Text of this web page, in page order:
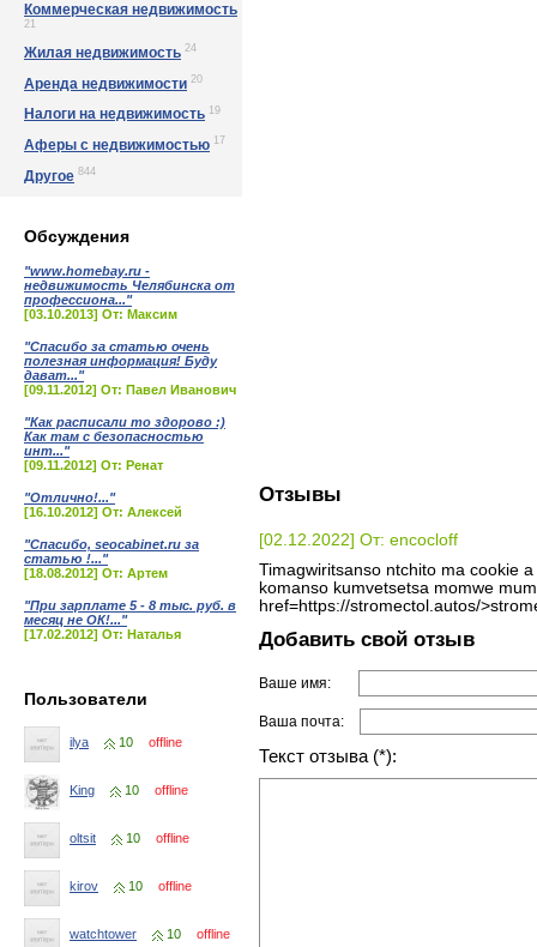
Коммерческая недвижимость
21
Жилая недвижимость 24
Аренда недвижимости 20
Налоги на недвижимость 19
Аферы с недвижимостью 17
Другое 844
Обсуждения
"www.homebay.ru -
недвижимость Челябинска от
профессиона..."
[03.10.2013] От: Максим
"Спасибо за статью очень
полезная информация! Буду
дават..."
[09.11.2012] От: Павел Иванович
"Как расписали то здорово :)
Как там с безопасностью
инт..."
[09.11.2012] От: Ренат
"Отлично!..."
[16.10.2012] От: Алексей
"Спасибо, seocabinet.ru за
статью !..."
[18.08.2012] От: Артем
"При зарплате 5 - 8 тыс. руб. в
месяц не ОК!..."
[17.02.2012] От: Наталья
Пользователи
ilya 10 offline
King 10 offline
oltsit 10 offline
kirov 10 offline
watchtower 10 offline
Отзывы
[02.12.2022] От: encocloff
Timagwiritsanso ntchito ma cookie
komanso kumvetsetsa momwe
href=https://stromectol.autos/
Добавить свой отзыв
Ваше имя:
Ваша почта:
Текст отзыва (*):